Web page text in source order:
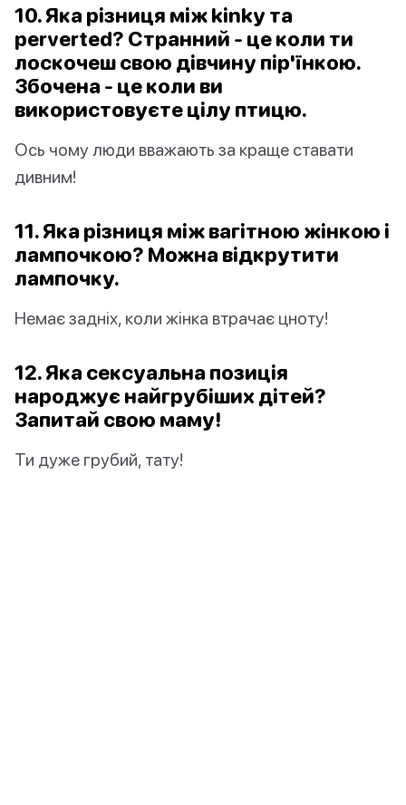
10. Яка різниця між kinky та
perverted? Странний - це коли ти
лоскочеш свою дівчину пір'їнкою.
Збочена - це коли ви
використовуєте цілу птицю.
Ось чому люди вважають за краще ставати
дивним!
11. Яка різниця між вагітною жінкою і
лампочкою? Можна відкрутити
лампочку.
Немає задніх, коли жінка втрачає цноту!
12. Яка сексуальна позиція
народжує найгрубіших дітей?
Запитай свою маму!
Ти дуже грубий, тату!